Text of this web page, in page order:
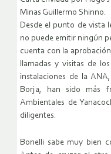
Minas Guillermo Shinno.
Desde el punto de vista
no puede emitir ningún
cuenta con la
llamadas y visitas de
instalaciones de la
Borja, han sido más
Ambientales de
diligentes.
Bonelli sabe muy bien